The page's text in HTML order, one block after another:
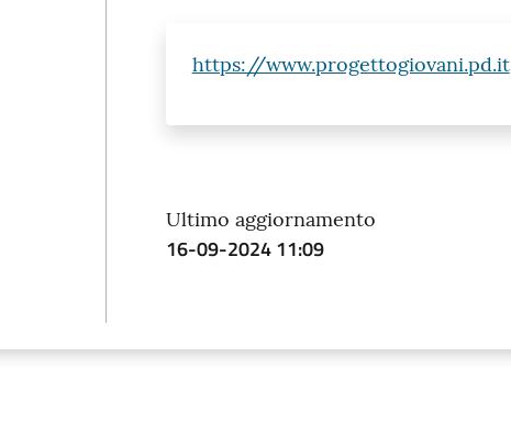
https://www.progettogiovani.pd.it
Ultimo aggiornamento
16-09-2024 11:09